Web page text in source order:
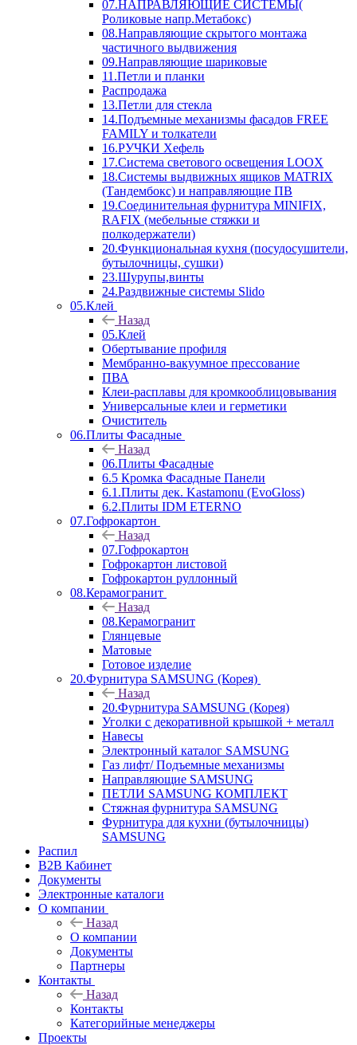
07.НАПРАВЛЯЮЩИЕ СИСТЕМЫ(
Роликовые напр.Метабокс)
08.Направляющие скрытого монтажа
частичного выдвижения
09.Направляющие шариковые
11.Петли и планки
Распродажа
13.Петли для стекла
14.Подъемные механизмы фасадов FREE
FAMILY и толкатели
16.РУЧКИ Хефель
17.Система светового освещения LOOX
18.Системы выдвижных ящиков MATRIX
(Тандембокс) и направляющие ПВ
19.Соединительная фурнитура MINIFIX,
RAFIX (мебельные стяжки и
полкодержатели)
20.Функциональная кухня (посудосушители,
бутылочницы, сушки)
23.Шурупы,винты
24.Раздвижные системы Slido
05.Клей
Назад
05.Клей
Обертывание профиля
Мембранно-вакуумное прессование
ПВА
Клеи-расплавы для кромкооблицовывания
Универсальные клеи и герметики
Очиститель
06.Плиты Фасадные
Назад
06.Плиты Фасадные
6.5 Кромка Фасадные Панели
6.1.Плиты дек. Kastamonu (EvoGloss)
6.2.Плиты IDM ETERNO
07.Гофрокартон
Назад
07.Гофрокартон
Гофрокартон листовой
Гофрокартон руллонный
08.Керамогранит
Назад
08.Керамогранит
Глянцевые
Матовые
Готовое изделие
20.Фурнитура SAMSUNG (Корея)
Назад
20.Фурнитура SAMSUNG (Корея)
Уголки с декоративной крышкой + металл
Навесы
Электронный каталог SAMSUNG
Газ лифт/ Подъемные механизмы
Направляющие SAMSUNG
ПЕТЛИ SAMSUNG КОМПЛЕКТ
Стяжная фурнитура SAMSUNG
Фурнитура для кухни (бутылочницы)
SAMSUNG
Распил
B2B Кабинет
Документы
Электронные каталоги
О компании
Назад
О компании
Документы
Партнеры
Контакты
Назад
Контакты
Категорийные менеджеры
Проекты